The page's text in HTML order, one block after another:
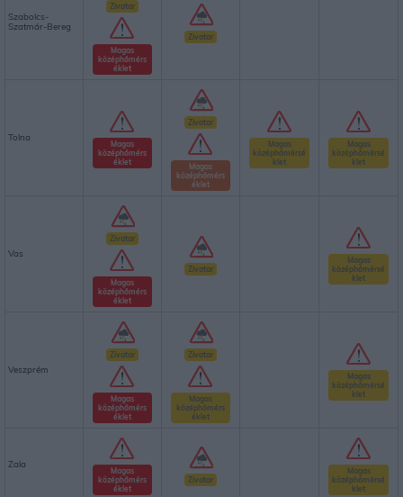
Szabolcs-
Szatmár-Bereg
Zivatar
Magas
középhőmérs
éklet
Zivatar
Tolna
Magas
középhőmérs
éklet
Zivatar
Magas
középhőmérs
éklet
Magas
középhőmérsé
klet
Magas
középhőmérsé
klet
Vas
Zivatar
Magas
középhőmérs
éklet
Zivatar
Magas
középhőmérsé
klet
Veszprém
Zivatar
Magas
középhőmérs
éklet
Zivatar
Magas
középhőmérs
éklet
Magas
középhőmérsé
klet
Zala
Magas
középhőmérs
éklet
Zivatar
Magas
középhőmérsé
klet